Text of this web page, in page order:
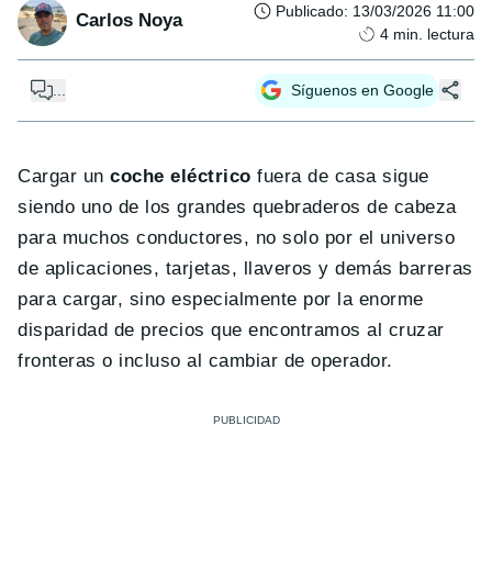
Carlos Noya Publicado: 13/03/2026 11:00
4 min. lectura
Síguenos en Google
Cargar uncoche eléctrico fuera de casa sigue
siendo uno de los grandes quebraderos de cabeza
para muchos conductores, no solo por el universo
de aplicaciones, tarjetas, llaveros y demás barreras
para cargar, sino especialmente por la enorme
disparidad de precios que encontramos al cruzar
fronteras o incluso al cambiar de operador.